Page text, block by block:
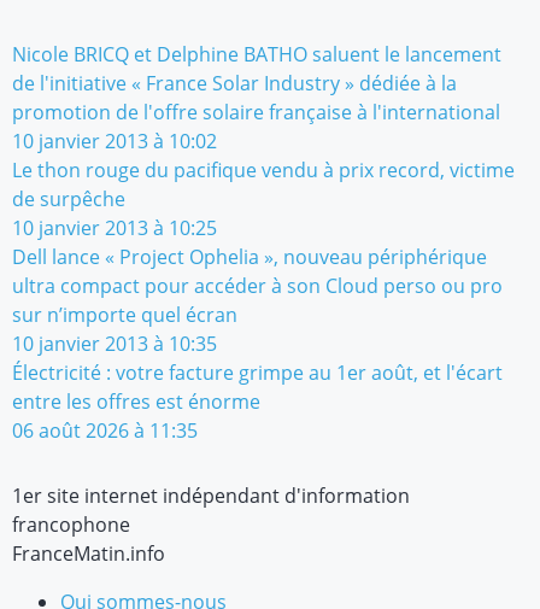
Nicole BRICQ et Delphine BATHO saluent le lancement
de l'initiative « France Solar Industry » dédiée à la
promotion de l'offre solaire française à l'international
10 janvier 2013 à 10:02
Le thon rouge du pacifique vendu à prix record, victime
de surpêche
10 janvier 2013 à 10:25
Dell lance « Project Ophelia », nouveau périphérique
ultra compact pour accéder à son Cloud perso ou pro
sur n’importe quel écran
10 janvier 2013 à 10:35
Électricité : votre facture grimpe au 1er août, et l'écart
entre les offres est énorme
06 août 2026 à 11:35
1er site internet indépendant d'information
francophone
FranceMatin.info
Qui sommes-nous